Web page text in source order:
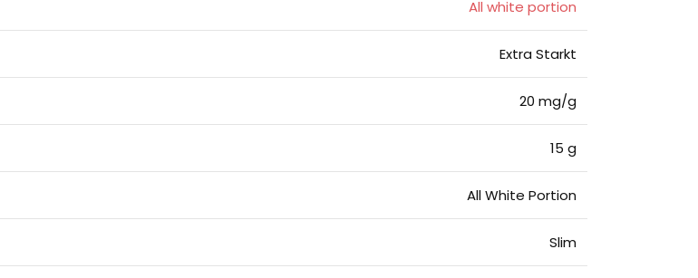
All white portion
Extra Starkt
20 mg/g
15 g
All White Portion
Slim